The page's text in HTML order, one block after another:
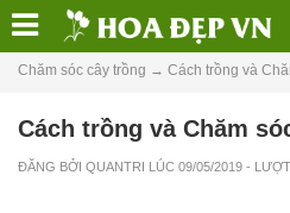
Chăm sóc cây trồng → Cách trồng và
Cách trồng và Chăm
ĐĂNG BỞI QUANTRI LÚC 09/05/2019 -